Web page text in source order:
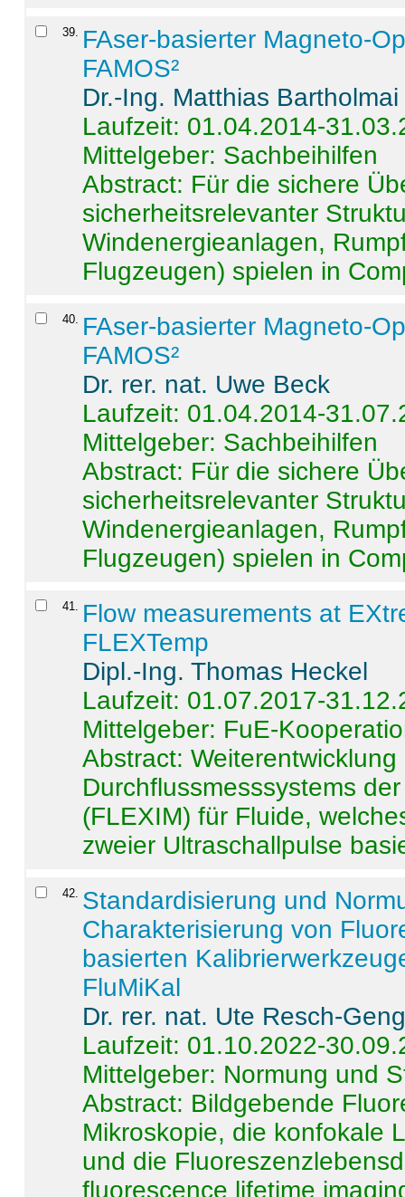
39. FAser-basierter Magneto-
FAMOS²
Dr.-Ing. Matthias Bartholmai
Laufzeit: 01.04.2014-
Mittelgeber: Sachbeihilfen
Abstract: Für die sichere
sicherheitsrelevanter
Windenergieanlagen,
Flugzeugen) spielen in
40. FAser-basierter Magneto-
FAMOS²
Dr. rer. nat. Uwe Beck
Laufzeit: 01.04.2014-
Mittelgeber: Sachbeihilfen
Abstract: Für die sichere
sicherheitsrelevanter
Windenergieanlagen,
Flugzeugen) spielen in
41. Flow measurements at
FLEXTemp
Dipl.-Ing. Thomas Heckel
Laufzeit: 01.07.2017-
Mittelgeber: FuE-
Abstract:
Durchflussmesssystems
(FLEXIM) für Fluide,
zweier Ultraschallpulse
42. Standardisierung und
Charakterisierung von
basierten
FluMiKal
Dr. rer. nat. Ute Resch-
Laufzeit: 01.10.2022-
Mittelgeber: Normung und
Abstract: Bildgebende
Mikroskopie, die konfokale
und die
fluorescence lifetime